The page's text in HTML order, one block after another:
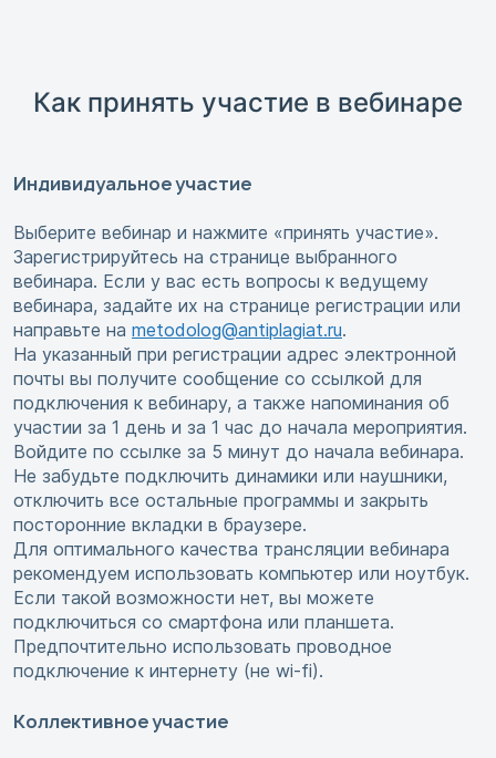
Как принять участие в вебинаре
Индивидуальное участие
Выберите вебинар и нажмите «принять участие».
Зарегистрируйтесь на странице выбранного
вебинара. Если у вас есть вопросы к ведущему
вебинара, задайте их на странице регистрации или
направьте на metodolog@antiplagiat.ru.
На указанный при регистрации адрес электронной
почты вы получите сообщение со ссылкой для
подключения к вебинару, а также напоминания об
участии за 1 день и за 1 час до начала мероприятия.
Войдите по ссылке за 5 минут до начала вебинара.
Не забудьте подключить динамики или наушники,
отключить все остальные программы и закрыть
посторонние вкладки в браузере.
Для оптимального качества трансляции вебинара
рекомендуем использовать компьютер или ноутбук.
Если такой возможности нет, вы можете
подключиться со смартфона или планшета.
Предпочтительно использовать проводное
подключение к интернету (не wi-fi).
Коллективное участие